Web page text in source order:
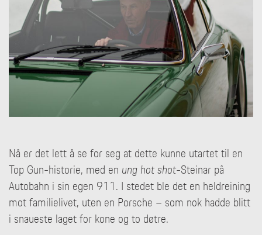
Nå er det lett å se for seg at dette kunne utartet til en
Top Gun-historie, med en ung hot shot-Steinar på
Autobahn i sin egen 911. I stedet ble det en heldreining
mot familielivet, uten en Porsche – som nok hadde blitt
i snaueste laget for kone og to døtre.